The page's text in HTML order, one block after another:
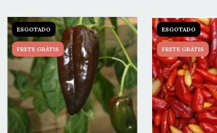
ESGOTADO
FRETE GRÁTIS
ESGOTADO
FRETE GRÁTIS